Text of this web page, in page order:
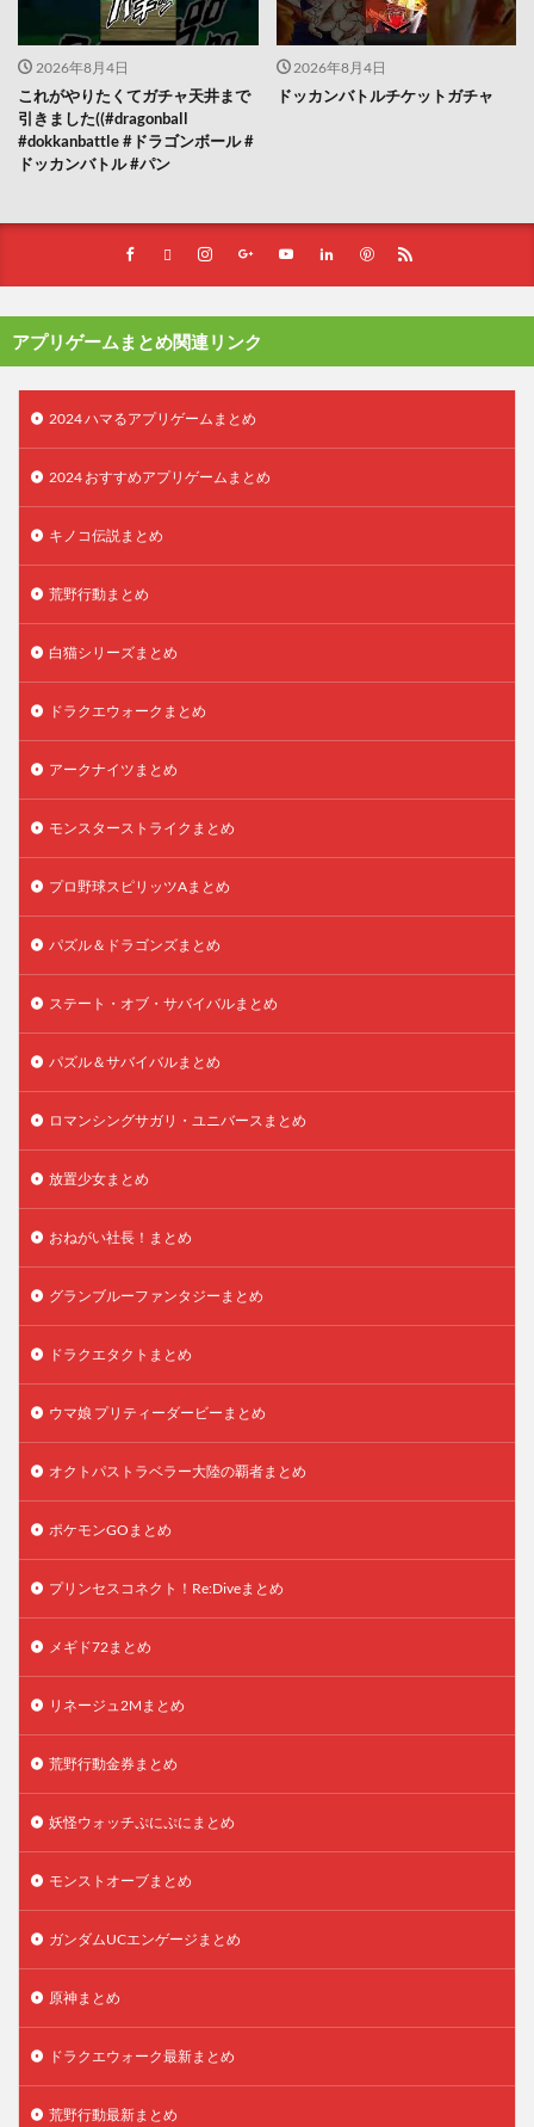
2026年8月4日
これがやりたくてガチャ天井まで
引きました((#dragonball
#dokkanbattle #ドラゴンボール #
ドッカンバトル #パン
2026年8月4日
ドッカンバトルチケットガチャ
アプリゲームまとめ関連リンク
2024 ハマるアプリゲームまとめ
2024 おすすめアプリゲームまとめ
キノコ伝説まとめ
荒野行動まとめ
白猫シリーズまとめ
ドラクエウォークまとめ
アークナイツまとめ
モンスターストライクまとめ
プロ野球スピリッツAまとめ
パズル＆ドラゴンズまとめ
ステート・オブ・サバイバルまとめ
パズル＆サバイバルまとめ
ロマンシングサガリ・ユニバースまとめ
放置少女まとめ
おねがい社長！まとめ
グランブルーファンタジーまとめ
ドラクエタクトまとめ
ウマ娘 プリティーダービーまとめ
オクトパストラベラー大陸の覇者まとめ
ポケモンGOまとめ
プリンセスコネクト！Re:Diveまとめ
メギド72まとめ
リネージュ2Mまとめ
荒野行動金券まとめ
妖怪ウォッチぷにぷにまとめ
モンストオーブまとめ
ガンダムUCエンゲージまとめ
原神まとめ
ドラクエウォーク最新まとめ
荒野行動最新まとめ